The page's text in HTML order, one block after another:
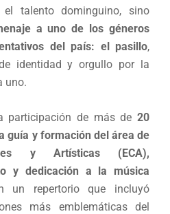
talento dominguino, sino
a uno de los géneros
del país: el pasillo,
identidad y orgullo por la
uno.
participación de más de 20
guía y formación del área de
y Artísticas (ECA),
y dedicación a la música
un repertorio que incluyó
más emblemáticas del